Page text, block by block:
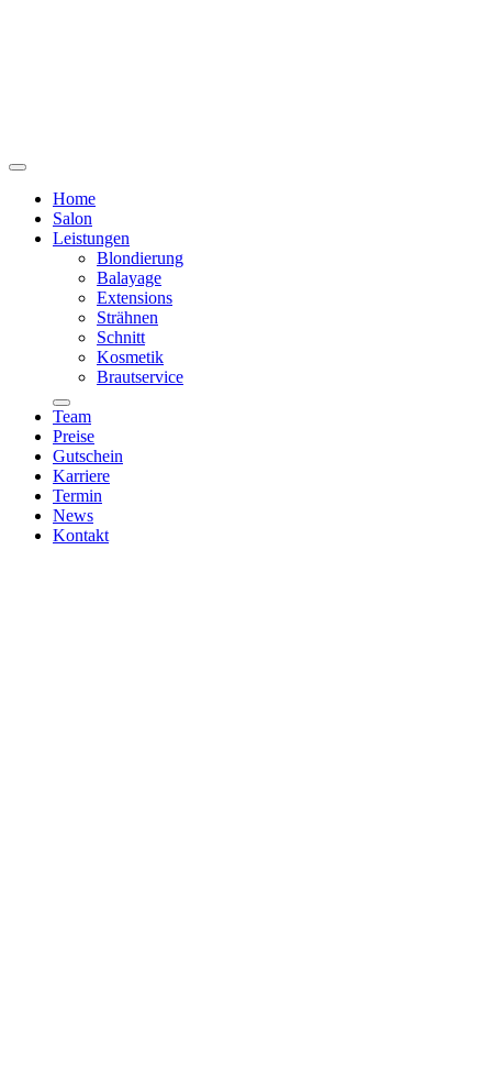
Home
Salon
Leistungen
Blondierung
Balayage
Extensions
Strähnen
Schnitt
Kosmetik
Brautservice
Team
Preise
Gutschein
Karriere
Termin
News
Kontakt